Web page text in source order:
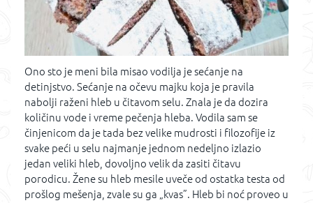
Ono sto je meni bila misao vodilja je sećanje na
detinjstvo. Sećanje na očevu majku koja je pravila
nabolji raženi hleb u čitavom selu. Znala je da dozira
količinu vode i vreme pečenja hleba. Vodila sam se
činjenicom da je tada bez velike mudrosti i filozofije iz
svake peći u selu najmanje jednom nedeljno izlazio
jedan veliki hleb, dovoljno velik da zasiti čitavu
porodicu. Žene su hleb mesile uveče od ostatka testa od
prošlog mešenja, zvale su ga „kvas”. Hleb bi noć proveo u